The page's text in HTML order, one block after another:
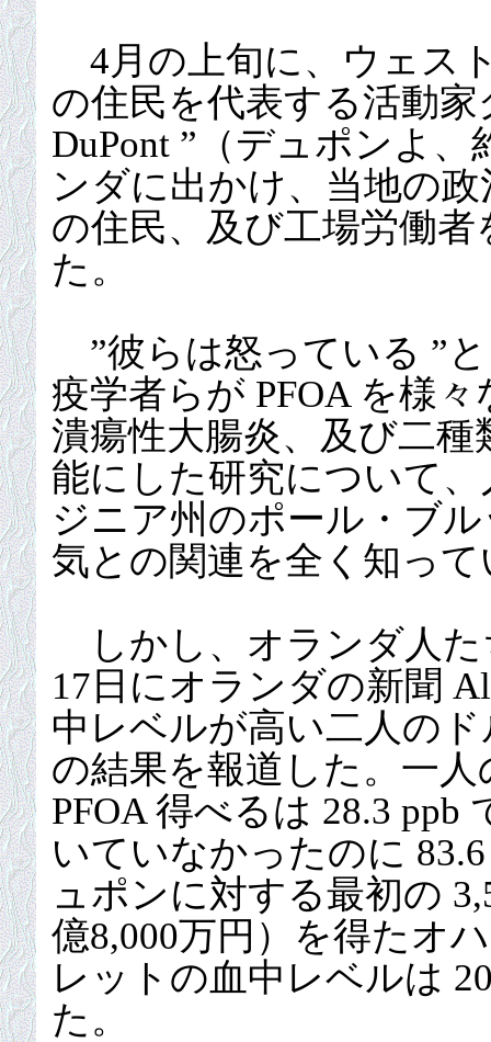
4月の上旬に、ウェス
の住民を代表する活動家
DuPont ”（デュポンよ
ンダに出かけ、当地の
の住民、及び工場労働
た。
”彼らは怒っている ”
疫学者らが PFOA を様
潰瘍性大腸炎、及び二
能にした研究について
ジニア州のポール・ブ
気との関連を全く知っ
しかし、オランダ人た
17日にオランダの新聞
中レベルが高い二人の
の結果を報道した。一
PFOA 得べるは 28.3
いていなかったのに
ュポンに対する最初の
億8,000万円）を得たオ
レットの血中レベルは
た。